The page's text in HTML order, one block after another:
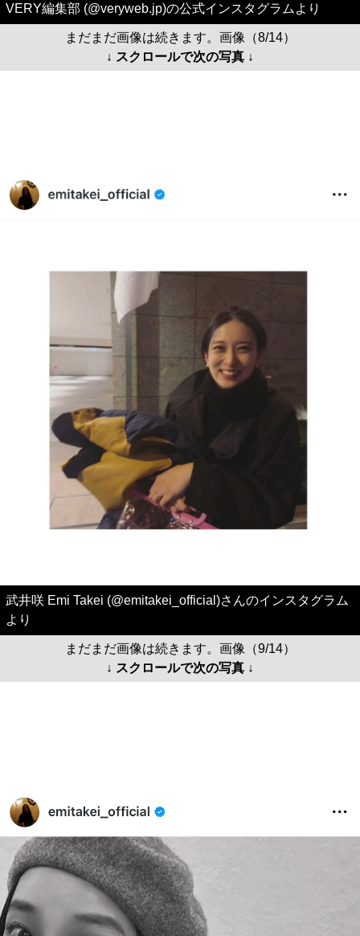
VERY編集部 (@veryweb.jp)の公式インスタグラムより
まだまだ画像は続きます。画像（8/14）
↓ スクロールで次の写真 ↓
武井咲 Emi Takei (@emitakei_official)さんのインスタグラム
より
まだまだ画像は続きます。画像（9/14）
↓ スクロールで次の写真 ↓